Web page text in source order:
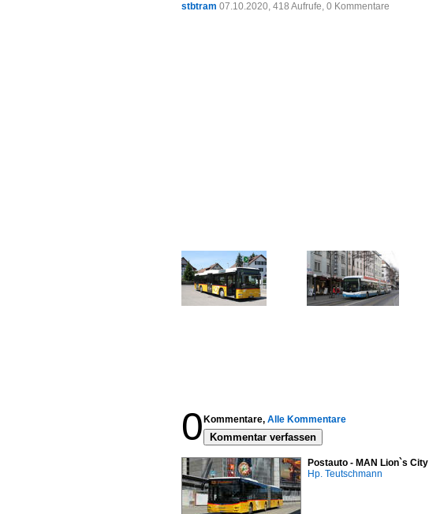
stbtram 07.10.2020, 418 Aufrufe, 0 Kommentare
0 Kommentare, Alle Kommentare
Kommentar verfassen
Postauto - MAN Lion`s
Hp. Teutschmann